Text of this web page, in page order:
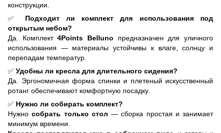
конструкции.
✅ Подходит ли комплект для использования под
открытым небом?
Да. Комплект4Points Belluno предназначен для уличного
использования — материалы устойчивы к влаге, солнцу и
перепадам температур.
✅ Удобны ли кресла для длительного сидения?
Да. Эргономичная форма спинки и плетеный искусственный
ротанг обеспечивают комфортную посадку.
✅ Нужно ли собирать комплект?
Нужнособрать только стол — сборка простая и занимает
минимум времени.